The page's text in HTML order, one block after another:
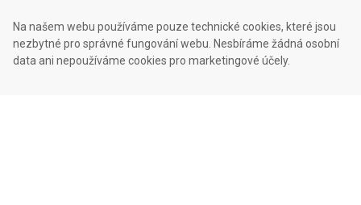
Na našem webu používáme pouze technické cookies, které jsou
nezbytné pro správné fungování webu. Nesbíráme žádná osobní
data ani nepoužíváme cookies pro marketingové účely.